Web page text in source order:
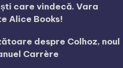
care vindecă. Vara
Alice Books!
despre Colhoz, noul
Carrère